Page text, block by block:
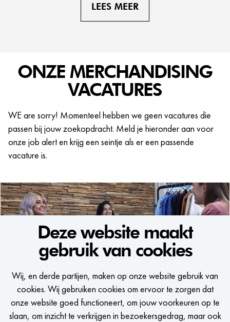
Deze website maakt
gebruik van cookies
Wij, en derde partijen, maken op onze website gebruik van
cookies. Wij gebruiken cookies om ervoor te zorgen dat
onze website goed functioneert, om jouw voorkeuren op te
slaan, om inzicht te verkrijgen in bezoekersgedrag, maar ook
LEES MEER
ONZE MERCHANDISING
VACATURES
WE are sorry! Momenteel hebben we geen vacatures die
passen bij jouw zoekopdracht. Meld je hieronder aan voor
onze job alert en krijg een seintje als er een passende
vacature is.
WE WOULD LIKE TO KEEP
IN TOUCH
Een seintje krijgen zodra er een passende vacature is?